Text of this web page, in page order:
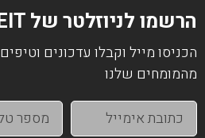
הרשמו לניוזלטר של SHAREIT
הכניסו מייל וקבלו עדכונים וטיפים
מהמומחים שלנו